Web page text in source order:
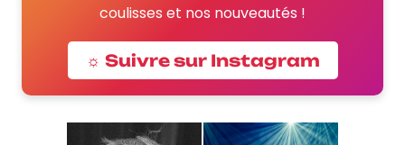
coulisses et nos nouveautés !
☼ Suivre sur Instagram